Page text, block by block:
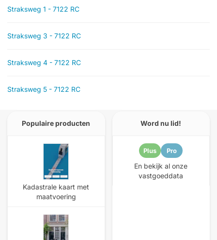
Straksweg 1 - 7122 RC
Straksweg 3 - 7122 RC
Straksweg 4 - 7122 RC
Straksweg 5 - 7122 RC
Populaire producten
Kadastrale kaart met
maatvoering
Word nu lid!
Plus Pro
En bekijk al onze
vastgoeddata